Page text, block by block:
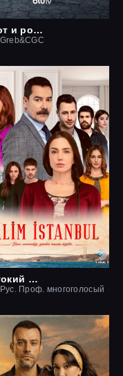
Молот и роза: История Бехзата Ч.
Жестокий Стамбул
Проф. многоголосый